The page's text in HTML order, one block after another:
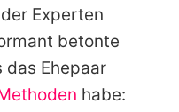
Experten
betonte
das Ehepaar
habe: